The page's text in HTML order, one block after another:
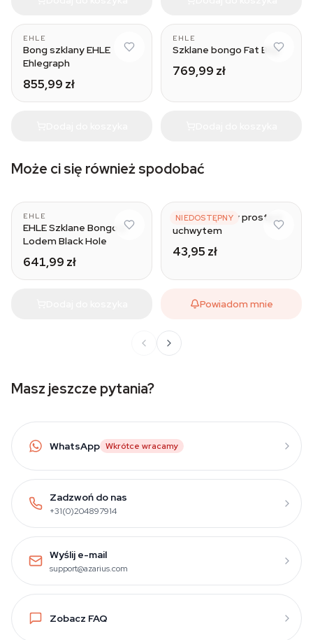
EHLE
Bong szklany EHLE
Ehlegraph
855,99 zł
EHLE
Szklane bongo Fat Boy
769,99 zł
Może ci się również spodobać
EHLE
EHLE Szklane Bongo z
Lodem Black Hole
641,99 zł
NIEDOSTĘPNY
Bong akrylowy prosty z
uchwytem
43,95 zł
Powiadom mnie
Masz jeszcze pytania?
WhatsApp Wkrótce wracamy
Zadzwoń do nas
+31(0)204897914
Wyślij e-mail
support@azarius.com
Zobacz FAQ